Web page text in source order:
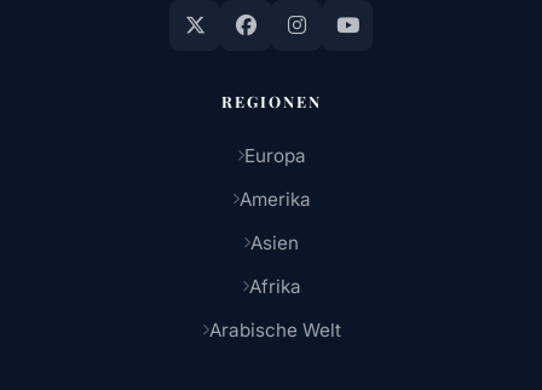
REGIONEN
Europa
Amerika
Asien
Afrika
Arabische Welt